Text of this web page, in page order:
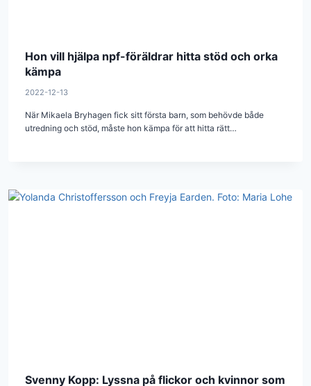
Hon vill hjälpa npf-föräldrar hitta stöd och orka
kämpa
2022-12-13
När Mikaela Bryhagen fick sitt första barn, som behövde både
utredning och stöd, måste hon kämpa för att hitta rätt…
Svenny Kopp: Lyssna på flickor och kvinnor som